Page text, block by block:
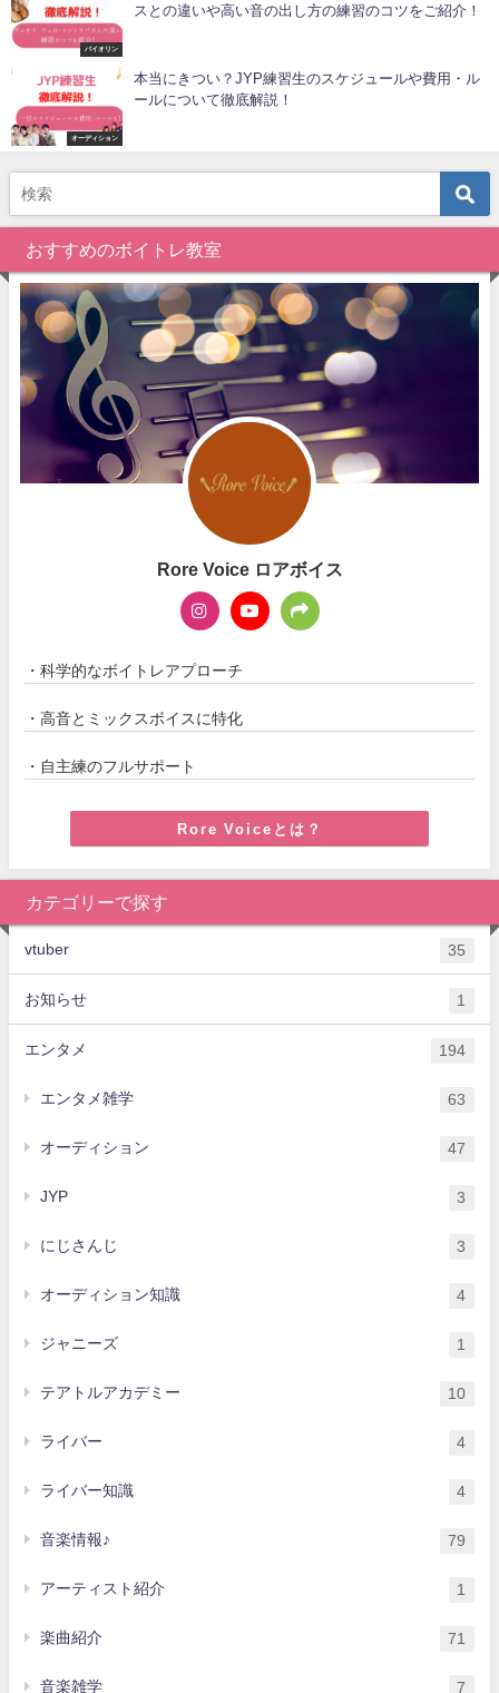
バイオリン
スとの違いや高い音の出し方の練習のコツをご紹介！
オーディション
本当にきつい？JYP練習生のスケジュールや費用・ル
ールについて徹底解説！
おすすめのボイトレ教室
Rore Voice ロアボイス
・科学的なボイトレアプローチ
・高音とミックスボイスに特化
・自主練のフルサポート
Rore Voiceとは？
カテゴリーで探す
vtuber 35
お知らせ 1
エンタメ 194
エンタメ雑学 63
オーディション 47
JYP 3
にじさんじ 3
オーディション知識 4
ジャニーズ 1
テアトルアカデミー 10
ライバー 4
ライバー知識 4
音楽情報♪ 79
アーティスト紹介 1
楽曲紹介 71
音楽雑学 7